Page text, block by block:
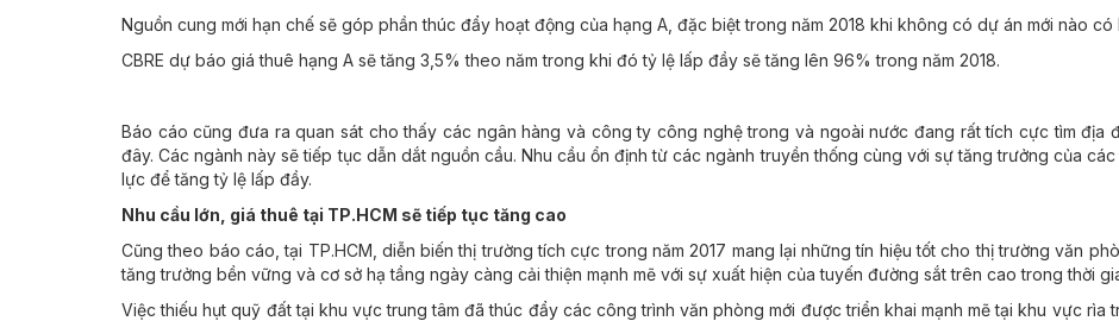
Nguồn cung mới hạn chế sẽ góp phần thúc đẩy hoạt động của hạng A, đặc biệt trong năm 2018 khi không có dự án mới nào có
CBRE dự báo giá thuê hạng A sẽ tăng 3,5% theo năm trong khi đó tỷ lệ lấp đầy sẽ tăng lên 96% trong năm 2018.
Báo cáo cũng đưa ra quan sát cho thấy các ngân hàng và công ty công nghệ trong và ngoài nước đang rất tích cực tìm địa
đây. Các ngành này sẽ tiếp tục dẫn dắt nguồn cầu. Nhu cầu ổn định từ các ngành truyền thống cùng với sự tăng trưởng của
lực để tăng tỷ lệ lấp đầy.
Nhu cầu lớn, giá thuê tại TP.HCM sẽ tiếp tục tăng cao
Cũng theo báo cáo, tại TP.HCM, diễn biến thị trường tích cực trong năm 2017 mang lại những tín hiệu tốt cho thị trường văn
tăng trưởng bền vững và cơ sở hạ tầng ngày càng cải thiện mạnh mẽ với sự xuất hiện của tuyến đường sắt trên cao trong thời
Việc thiếu hụt quỹ đất tại khu vực trung tâm đã thúc đẩy các công trình văn phòng mới được triển khai mạnh mẽ tại khu vực